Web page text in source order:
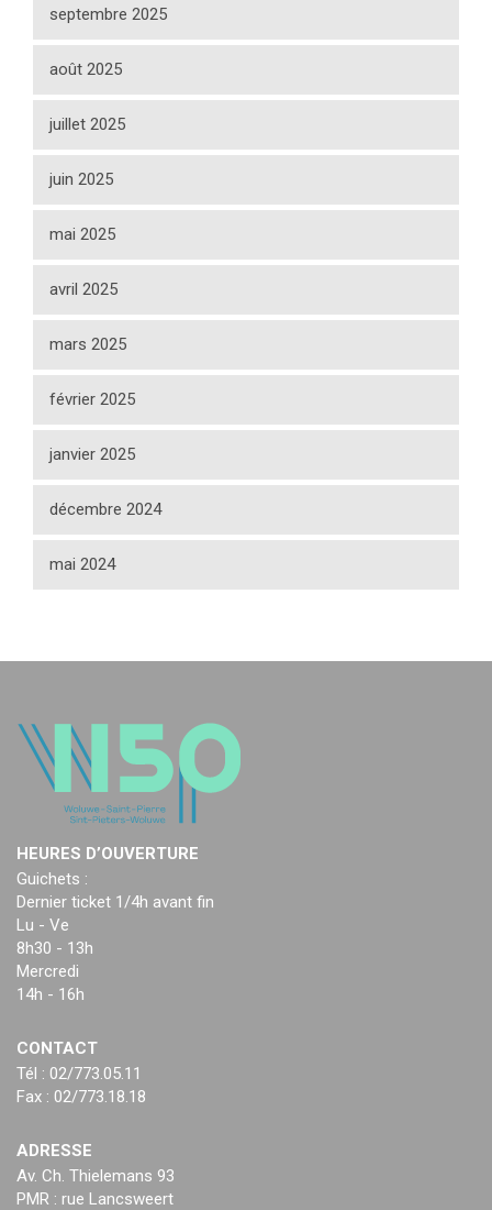
septembre 2025
août 2025
juillet 2025
juin 2025
mai 2025
avril 2025
mars 2025
février 2025
janvier 2025
décembre 2024
mai 2024
HEURES D’OUVERTURE
Guichets :
Dernier ticket 1/4h avant fin
Lu - Ve
8h30 - 13h
Mercredi
14h - 16h
CONTACT
Tél : 02/773.05.11
Fax : 02/773.18.18
ADRESSE
Av. Ch. Thielemans 93
PMR : rue Lancsweert